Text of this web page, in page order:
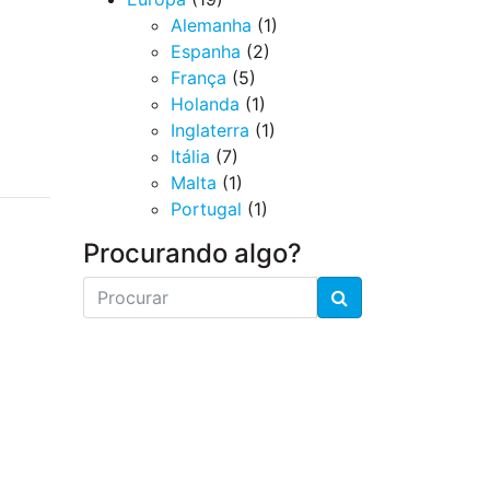
Alemanha (1)
Espanha (2)
França (5)
Holanda (1)
Inglaterra (1)
Itália (7)
Malta (1)
Portugal (1)
Procurando algo?